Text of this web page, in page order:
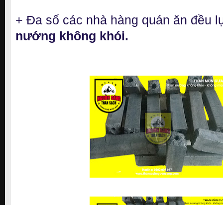
+ Đa số các nhà hàng quán ăn đều
nướng không khói.